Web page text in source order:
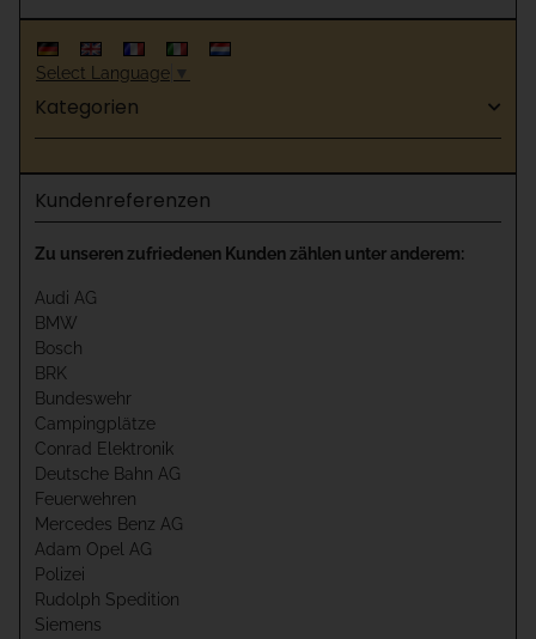
Select Language ▼
Kategorien
Kundenreferenzen
Zu unseren zufriedenen Kunden zählen unter anderem:
Audi AG
BMW
Bosch
BRK
Bundeswehr
Campingplätze
Conrad Elektronik
Deutsche Bahn AG
Feuerwehren
Mercedes Benz AG
Adam Opel AG
Polizei
Rudolph Spedition
Siemens